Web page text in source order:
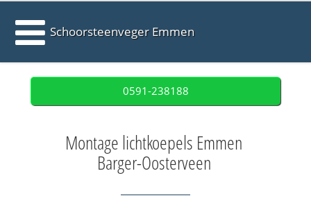
Schoorsteenveger Emmen
0591-238188
Montage lichtkoepels Emmen
Barger-Oosterveen